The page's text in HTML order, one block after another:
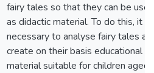
fairy tales so that they can be used
as didactic material. To do this, it is
necessary to analyse fairy tales
create on their basis educational
material suitable for children aged